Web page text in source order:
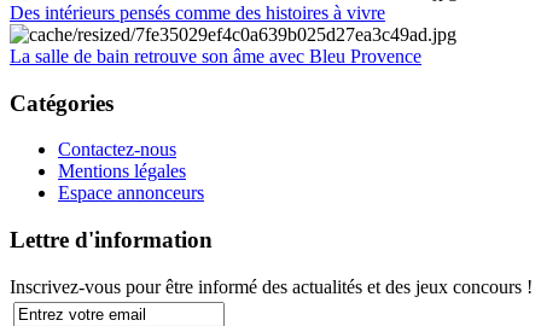
Des intérieurs pensés comme des histoires à vivre
La salle de bain retrouve son âme avec Bleu Provence
Catégories
Contactez-nous
Mentions légales
Espace annonceurs
Lettre d'information
Inscrivez-vous pour être informé des actualités et des jeux concours !